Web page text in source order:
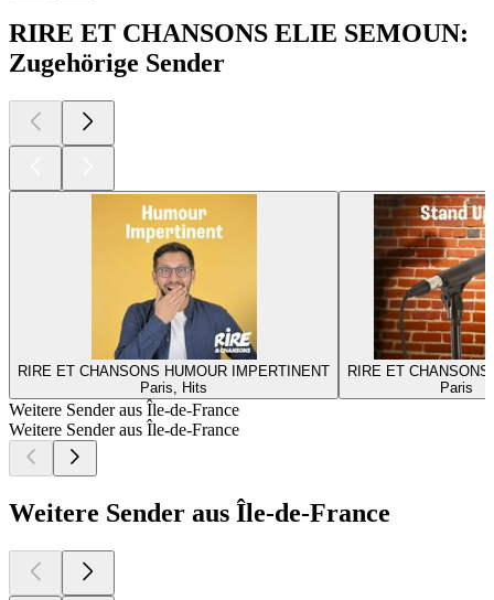
RIRE ET CHANSONS ELIE SEMOUN:
Zugehörige Sender
RIRE ET CHANSONS HUMOUR IMPERTINENT
Paris, Hits
RIRE ET
Paris
Weitere Sender aus Île-de-France
Weitere Sender aus Île-de-France
Weitere Sender aus Île-de-France